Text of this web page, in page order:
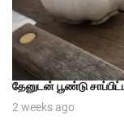
தேனுடன் பூண்டு
2 weeks ago